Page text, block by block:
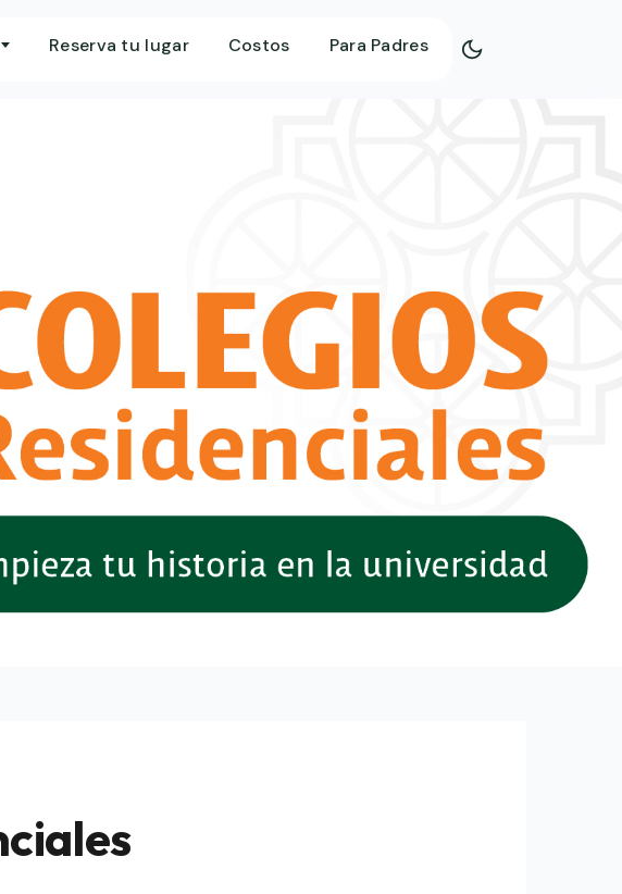
Reserva tu lugar Costos Para Padres